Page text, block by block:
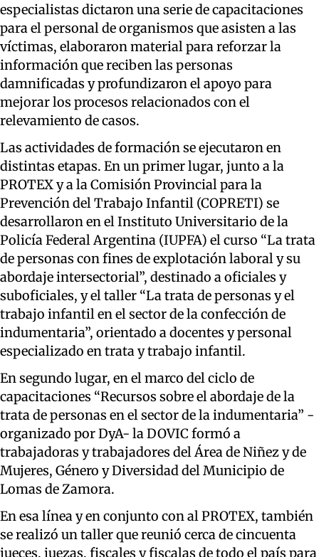
especialistas dictaron una serie de capacitaciones
para el personal de organismos que asisten a las
víctimas, elaboraron material para reforzar la
información que reciben las personas
damnificadas y profundizaron el apoyo para
mejorar los procesos relacionados con el
relevamiento de casos.
Las actividades de formación se ejecutaron en
distintas etapas. En un primer lugar, junto a la
PROTEX y a la Comisión Provincial para la
Prevención del Trabajo Infantil (COPRETI) se
desarrollaron en el Instituto Universitario de la
Policía Federal Argentina (IUPFA) el curso “La trata
de personas con fines de explotación laboral y su
abordaje intersectorial”, destinado a oficiales y
suboficiales, y el taller “La trata de personas y el
trabajo infantil en el sector de la confección de
indumentaria”, orientado a docentes y personal
especializado en trata y trabajo infantil.
En segundo lugar, en el marco del ciclo de
capacitaciones “Recursos sobre el abordaje de la
trata de personas en el sector de la indumentaria” -
organizado por DyA- la DOVIC formó a
trabajadoras y trabajadores del Área de Niñez y de
Mujeres, Género y Diversidad del Municipio de
Lomas de Zamora.
En esa línea y en conjunto con al PROTEX, también
se realizó un taller que reunió cerca de cincuenta
jueces, juezas, fiscales y fiscalas de todo el país para